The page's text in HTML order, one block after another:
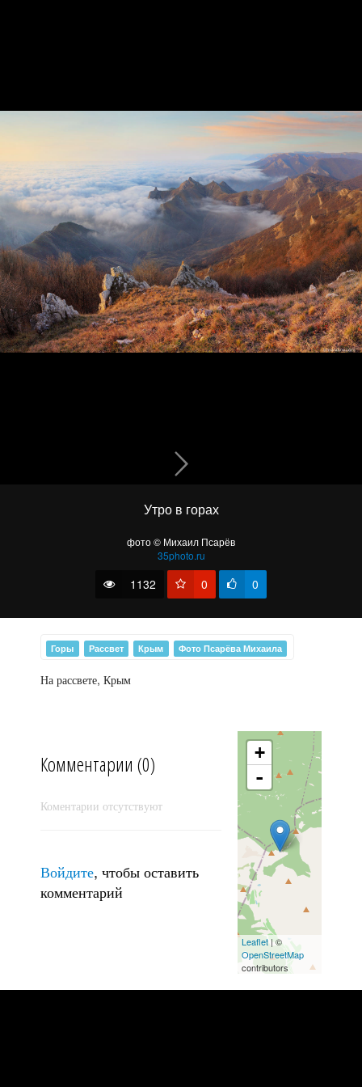
In the open
Картинка о южном береге..
Штормит на Ай-я III
Алушта, Приветное, Зеленогорье
фото © Михаил Псарёв
35photo.ru
Утро в горах
1132 0 0
Горы Рассвет Крым Фото Псарёва Михаила
На рассвете, Крым
Комментарии (0)
Коментарии отсутствуют
Войдите, чтобы оставить
комментарий
+
-
Leaflet| ©
OpenStreetMap
contributors